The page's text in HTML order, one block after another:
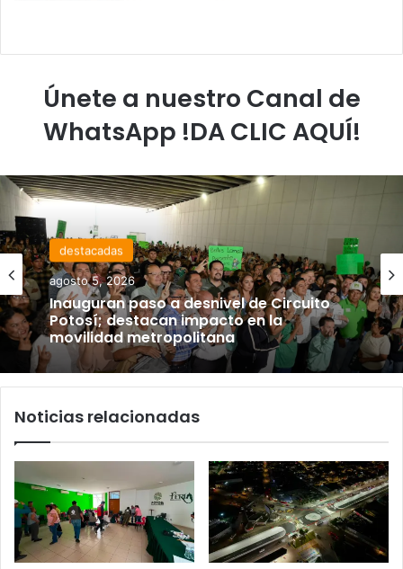
Únete a nuestro Canal de
WhatsApp !DA CLIC AQUÍ!
destacadas
agosto 5, 2026
Inauguran paso a desnivel de Circuito
Potosí; destacan impacto en la
movilidad metropolitana
Noticias relacionadas